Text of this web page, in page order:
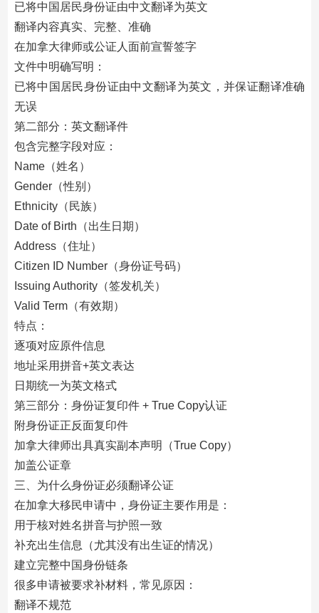
已将中国居民身份证由中文翻译为英文
翻译内容真实、完整、准确
在加拿大律师或公证人面前宣誓签字
文件中明确写明：
已将中国居民身份证由中文翻译为英文，并保证翻译准确
无误
第二部分：英文翻译件
包含完整字段对应：
Name（姓名）
Gender（性别）
Ethnicity（民族）
Date of Birth（出生日期）
Address（住址）
Citizen ID Number（身份证号码）
Issuing Authority（签发机关）
Valid Term（有效期）
特点：
逐项对应原件信息
地址采用拼音+英文表达
日期统一为英文格式
第三部分：身份证复印件 + True Copy认证
附身份证正反面复印件
加拿大律师出具真实副本声明（True Copy）
加盖公证章
三、为什么身份证必须翻译公证
在加拿大移民申请中，身份证主要作用是：
用于核对姓名拼音与护照一致
补充出生信息（尤其没有出生证的情况）
建立完整中国身份链条
很多申请被要求补材料，常见原因：
翻译不规范